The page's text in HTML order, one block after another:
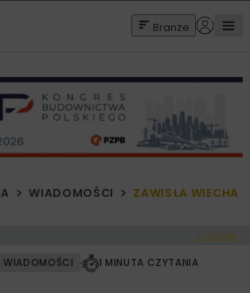
Branże
WIADOMOŚCI ZAWISŁA WIECHA
< Cofnij
WIADOMOŚCI 1 MINUTA CZYTANIA